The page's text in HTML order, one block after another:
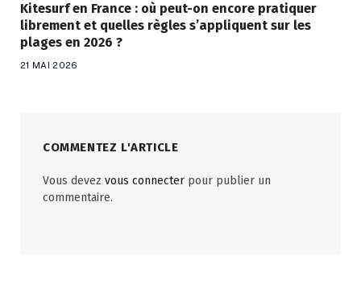
Kitesurf en France : où peut-on encore pratiquer
librement et quelles règles s’appliquent sur les
plages en 2026 ?
21 MAI 2026
COMMENTEZ L'ARTICLE
Vous devez vous connecter pour publier un
commentaire.